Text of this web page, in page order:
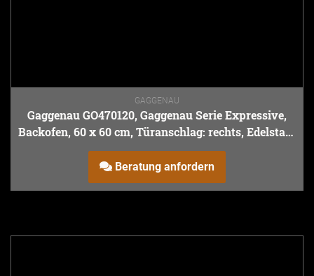
GAGGENAU
Gaggenau GO470120, Gaggenau Serie Expressive,
Backofen, 60 x 60 cm, Türanschlag: rechts, Edelstahl
hinter Rauchglas
Beratung anfordern